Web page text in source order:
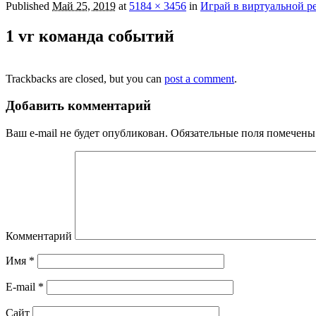
Published Май 25, 2019 at 5184 × 3456 in Играй в виртуальной
1 vr команда событий
Trackbacks are closed, but you can post a comment.
Добавить комментарий
Ваш e-mail не будет опубликован. Обязательные поля помечены
Комментарий
Имя *
E-mail *
Сайт